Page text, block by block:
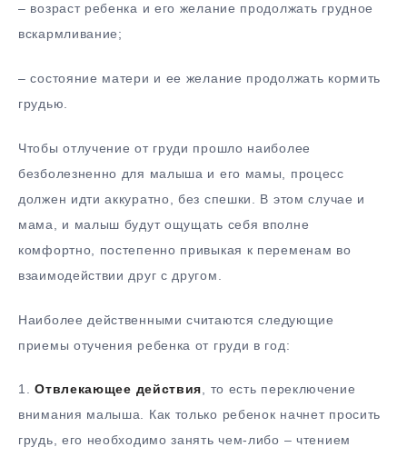
– возраст ребенка и его желание продолжать грудное
вскармливание;
– состояние матери и ее желание продолжать кормить
грудью.
Чтобы отлучение от груди прошло наиболее
безболезненно для малыша и его мамы, процесс
должен идти аккуратно, без спешки. В этом случае и
мама, и малыш будут ощущать себя вполне
комфортно, постепенно привыкая к переменам во
взаимодействии друг с другом.
Наиболее действенными считаются следующие
приемы отучения ребенка от груди в год:
1.​ Отвлекающее действия, то есть переключение
внимания малыша. Как только ребенок начнет просить
грудь, его необходимо занять чем-либо – чтением